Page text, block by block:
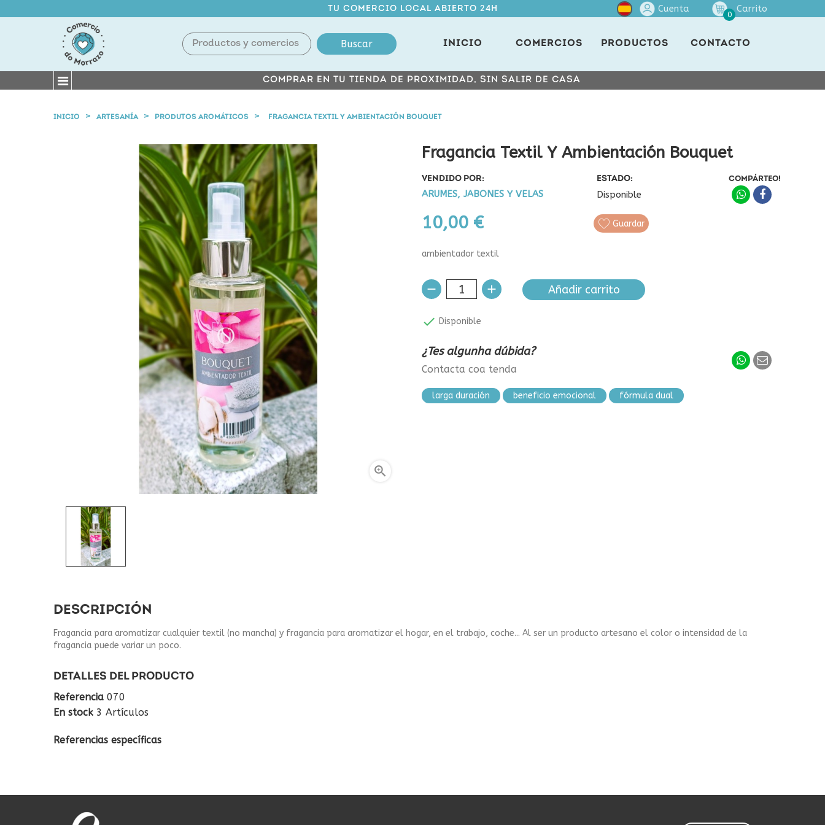
TU COMERCIO LOCAL ABIERTO 24H Cuenta
0
Carrito
Buscar INICIO COMERCIOS PRODUCTOS CONTACTO
COMPRAR EN TU TIENDA DE PROXIMIDAD, SIN SALIR DE CASA
INICIO ARTESANÍA PRODUTOS AROMÁTICOS FRAGANCIA TEXTIL Y AMBIENTACIÓN BOUQUET

Fragancia Textil Y Ambientación Bouquet
VENDIDO POR:
ARUMES, JABONES Y VELAS
ESTADO:
Disponible
10,00 €
COMPÁRTEO!
Guardar
ambientador textil
Añadir carrito
 Disponible
¿Tes algunha dúbida?
Contacta coa tenda
larga duración beneficio emocional fórmula dual
DESCRIPCIÓN
Fragancia para aromatizar cualquier textil (no mancha) y fragancia para aromatizar el hogar, en el trabajo, coche... Al ser un producto artesano el color o intensidad de la
fragancia puede variar un poco.
DETALLES DEL PRODUCTO
Referencia 070
En stock 3 Artículos
Referencias específicas